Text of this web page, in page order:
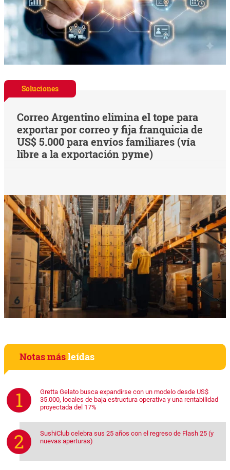
Soluciones
Correo Argentino elimina el tope para
exportar por correo y fija franquicia de
US$ 5.000 para envíos familiares (vía
libre a la exportación pyme)
Notas másleídas
Gretta Gelato busca expandirse con un modelo desde US$
35.000, locales de baja estructura operativa y una rentabilidad
proyectada del 17%
SushiClub celebra sus 25 años con el regreso de Flash 25 (y
nuevas aperturas)